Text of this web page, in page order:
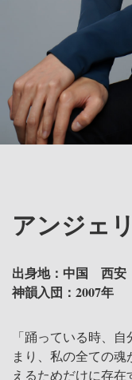
アンジェ
出身地：中国 西安
神韻入団：2007年
「踊っている時、
まり、私の全ての
えるためだけに存在